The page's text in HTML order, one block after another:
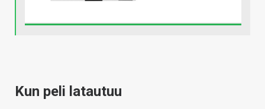
Kun peli latautuu